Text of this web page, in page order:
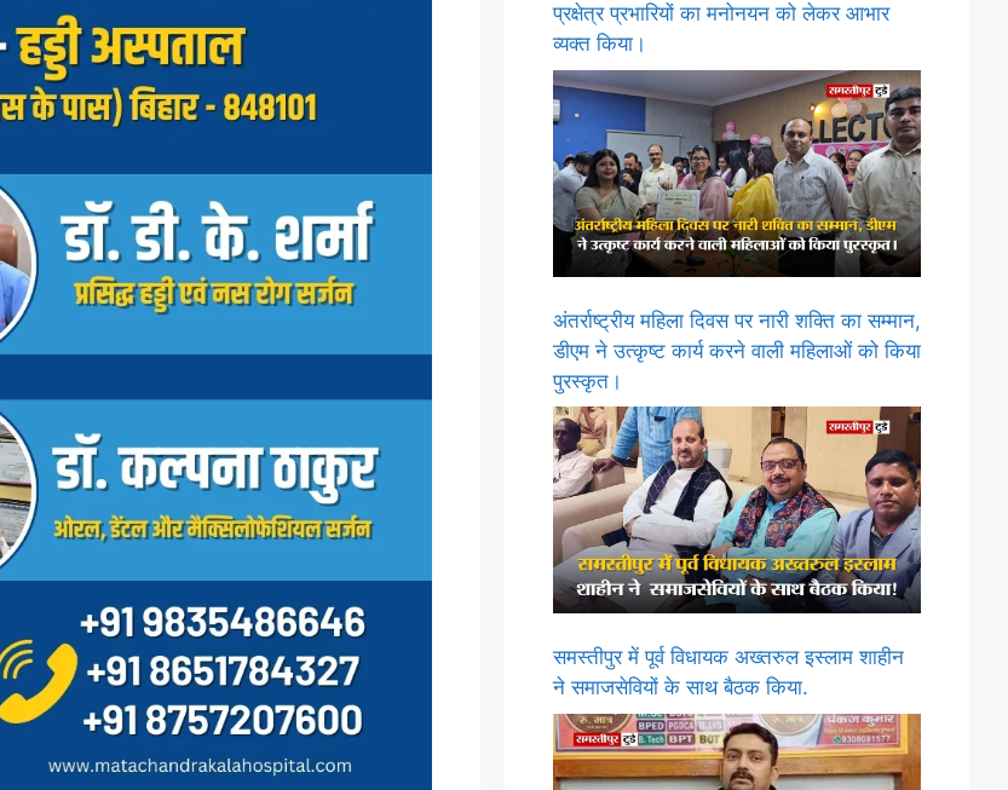
प्रक्षेत्र प्रभारियों का मनोनयन को लेकर आभार
व्यक्त किया।
अंतर्राष्ट्रीय महिला दिवस पर नारी शक्ति का सम्मान,
डीएम ने उत्कृष्ट कार्य करने वाली महिलाओं को किया
पुरस्कृत।
समस्तीपुर में पूर्व विधायक अख्तरुल इस्लाम शाहीन
ने समाजसेवियों के साथ बैठक किया.